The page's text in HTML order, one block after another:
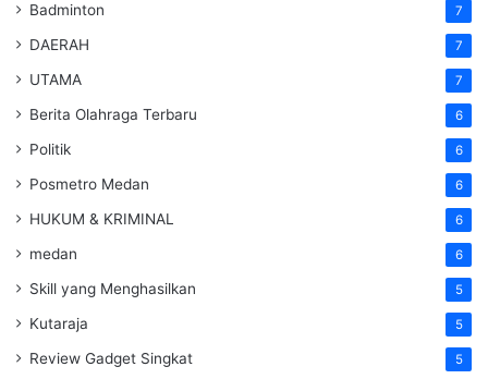
Badminton 7
DAERAH 7
UTAMA 7
Berita Olahraga Terbaru 6
Politik 6
Posmetro Medan 6
HUKUM & KRIMINAL 6
medan 6
Skill yang Menghasilkan 5
Kutaraja 5
Review Gadget Singkat 5